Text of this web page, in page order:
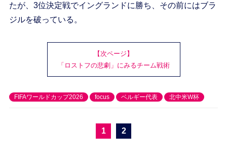
たが、3位決定戦でイングランドに勝ち、その前にはブラ
ジルを破っている。
【次ページ】
「ロストフの悲劇」にみるチーム戦術
FIFAワールドカップ2026 focus ベルギー代表 北中米W杯
1 2